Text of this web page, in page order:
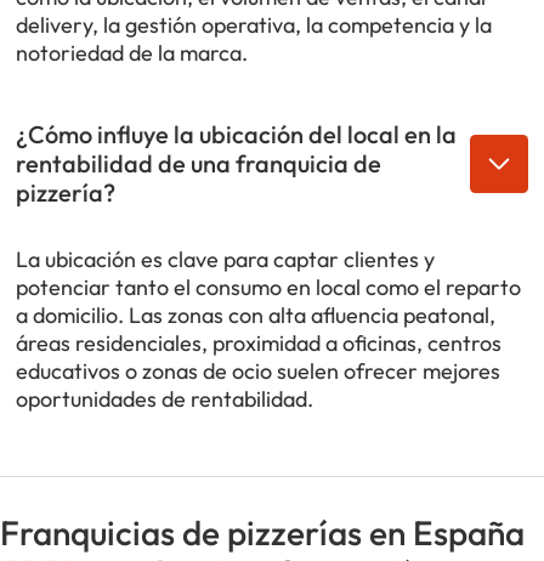
delivery, la gestión operativa, la competencia y la
notoriedad de la marca.
¿Cómo influye la ubicación del local en la
rentabilidad de una franquicia de
pizzería?
La ubicación es clave para captar clientes y
potenciar tanto el consumo en local como el reparto
a domicilio. Las zonas con alta afluencia peatonal,
áreas residenciales, proximidad a oficinas, centros
educativos o zonas de ocio suelen ofrecer mejores
oportunidades de rentabilidad.
Franquicias de pizzerías en España